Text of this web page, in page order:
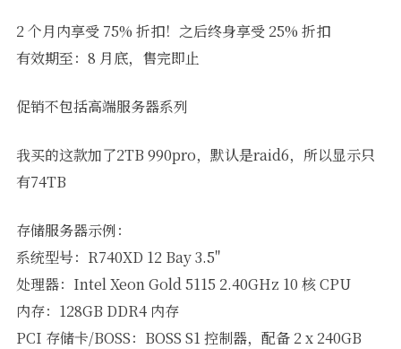
2 个月内享受 75% 折扣！之后终身享受 25% 折扣
有效期至：8 月底，售完即止
促销不包括高端服务器系列
我买的这款加了2TB 990pro，默认是raid6，所以显示只
有74TB
存储服务器示例：
系统型号：R740XD 12 Bay 3.5"
处理器：Intel Xeon Gold 5115 2.40GHz 10 核 CPU
内存：128GB DDR4 内存
PCI 存储卡/BOSS：BOSS S1 控制器，配备 2 x 240GB